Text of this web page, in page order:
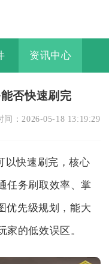
资讯中心
否快速刷完
间： 2026-05-18 13:19:29
以快速刷完，核心
任务刷取效率、掌
优先级规划，能大
家的低效误区。